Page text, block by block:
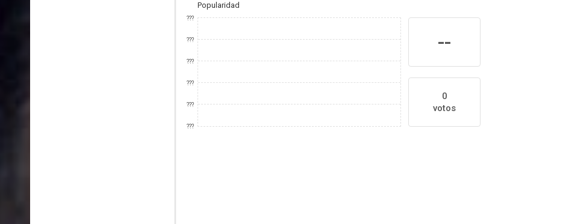
Popularidad
???
???
???
???
???
???
--
0
votos